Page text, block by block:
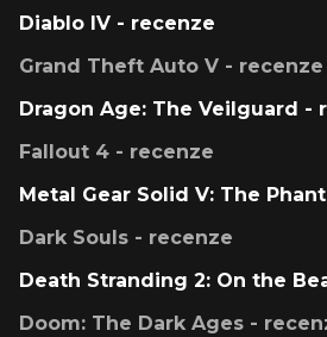
Diablo IV - recenze
Grand Theft Auto V - recenze
Dragon Age: The Veilguard -
Fallout 4 - recenze
Metal Gear Solid V: The
Dark Souls - recenze
Death Stranding 2: On the
Doom: The Dark Ages -